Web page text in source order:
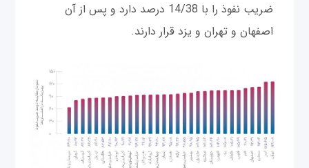
ضریب نفوذ را با 14/38 درصد دارد و پس از آن
اصفهان و تهران و یزد قرار دارند.